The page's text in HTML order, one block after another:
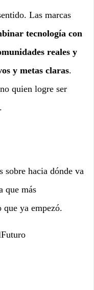
Las marcas
tecnología con
reales y
y metas claras.
quien logre ser
sobre hacia dónde va
que más
que ya empezó.